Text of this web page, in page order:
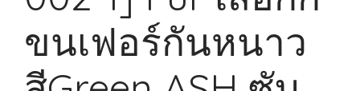
ขนเฟอร์กันหนาว